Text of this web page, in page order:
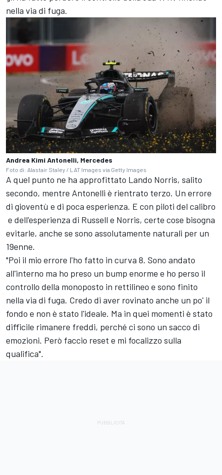
nella via di fuga.
Andrea Kimi Antonelli, Mercedes
Foto di: Alastair Staley / LAT Images via Getty Images
A quel punto ne ha approfittato Lando Norris, salito
secondo, mentre Antonelli è rientrato terzo. Un errore
di gioventù e di poca esperienza. E con piloti del calibro
e dell'esperienza di Russell e Norris, certe cose bisogna
evitarle, anche se sono assolutamente naturali per un
19enne.
"Poi il mio errore l'ho fatto in curva 8. Sono andato
all'interno ma ho preso un bump enorme e ho perso il
controllo della monoposto in rettilineo e sono finito
nella via di fuga. Credo di aver rovinato anche un po' il
fondo e non è stato l'ideale. Ma in quei momenti è stato
difficile rimanere freddi, perché ci sono un sacco di
emozioni. Però faccio reset e mi focalizzo sulla
qualifica".